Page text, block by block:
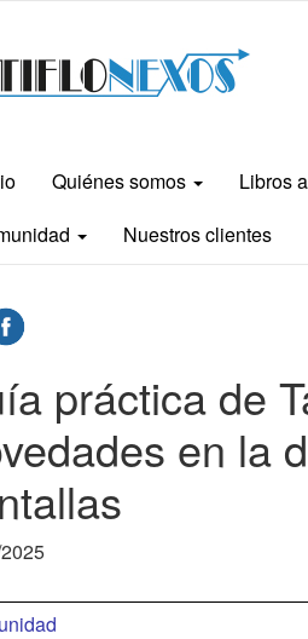
Quiénes somos Libros
Nuestros clientes
práctica de
en la